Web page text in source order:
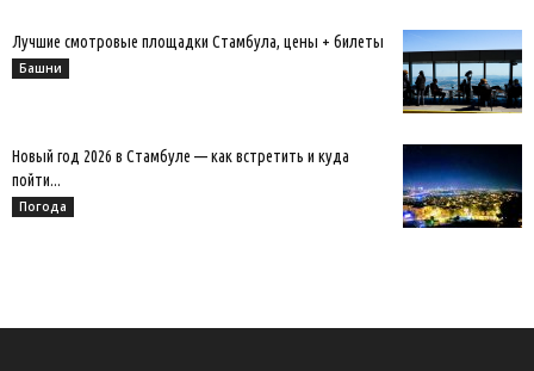
Лучшие смотровые площадки Стамбула, цены + билеты
Башни
Новый год 2026 в Стамбуле — как встретить и куда
пойти...
Погода